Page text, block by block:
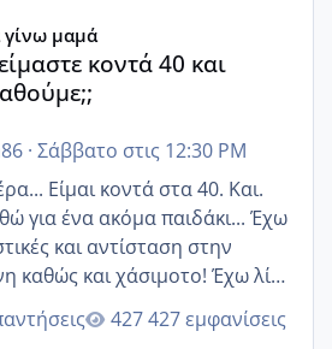
40 και προσπαθούμε;;
μαμά
κοντά 40 και
· Σάββατο στις 12:30 PM
Είμαι κοντά στα 40. Και.
για ένα ακόμα παιδάκι... Έχω
και αντίσταση στην
καθώς και χάσιμοτο! Έχω λίγα
και όσο κ αν προσπαθώ
για ακόμη
427 εμφανίσεις